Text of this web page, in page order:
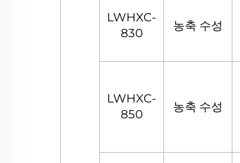
LWHXC-
830
농축 수성
LWHXC-
850
농축 수성